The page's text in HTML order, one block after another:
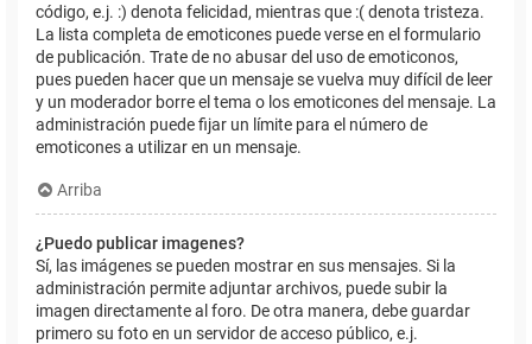
código, e.j. :) denota felicidad, mientras que :( denota tristeza.
La lista completa de emoticones puede verse en el formulario
de publicación. Trate de no abusar del uso de emoticonos,
pues pueden hacer que un mensaje se vuelva muy difícil de leer
y un moderador borre el tema o los emoticones del mensaje. La
administración puede fijar un límite para el número de
emoticones a utilizar en un mensaje.
Arriba
¿Puedo publicar imagenes?
Sí, las imágenes se pueden mostrar en sus mensajes. Si la
administración permite adjuntar archivos, puede subir la
imagen directamente al foro. De otra manera, debe guardar
primero su foto en un servidor de acceso público, e.j.